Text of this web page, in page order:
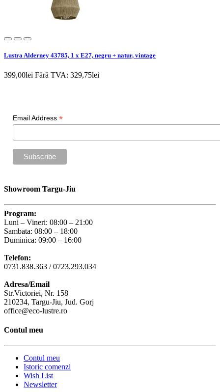
Lustra Alderney 43785, 1 x E27, negru + natur, vintage
399,00lei Fără TVA: 329,75lei
Email Address *
Showroom Targu-Jiu
Program:
Luni – Vineri: 08:00 – 21:00
Sambata: 08:00 – 18:00
Duminica: 09:00 – 16:00
Telefon:
0731.838.363 / 0723.293.034
Adresa/Email
Str.Victoriei, Nr. 158
210234, Targu-Jiu, Jud. Gorj
office@eco-lustre.ro
Contul meu
Contul meu
Istoric comenzi
Wish List
Newsletter